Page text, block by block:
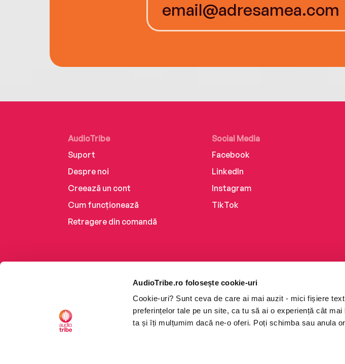
AudioTribe.ro folosește cookie-uri
Cookie-uri? Sunt ceva de care ai mai auzit - mici fișiere
preferințelor tale pe un site, ca tu să ai o experiență cât
ta și îți mulțumim dacă ne-o oferi. Poți schimba sau anula
AudioTribe
Suport
Despre noi
Creează un cont
Cum funcționează
Retragere din comandă
Social Media
Facebook
LinkedIn
Instagram
TikTok